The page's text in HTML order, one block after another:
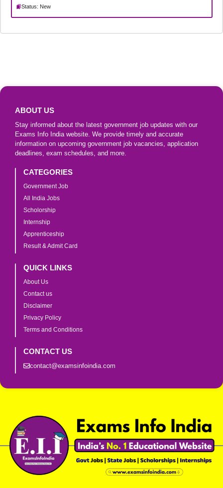
Status: New
ABOUT US
Stay informed about the latest government job updates with our
Exams Info India website. We provide timely and accurate
information on upcoming government job vacancies, application
deadlines, exam schedules, and more.
CATEGORIES
Government Job
All India Jobs
Scholorship
Internship
Apprenticeship
Result & Admit Card
QUICK LINKS
About Us
Contact us
Disclaimer
Privacy Policy
Terms and Conditions
CONTACT US
contact@examsinfoindia.com